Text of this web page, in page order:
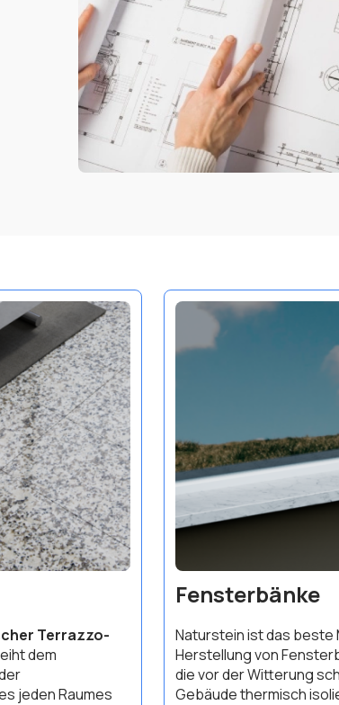
Terrazzo-
dem
jeden Raumes
Fensterbänke
Naturstein ist das beste
Herstellung von
die vor der Witterung
Gebäude thermisch